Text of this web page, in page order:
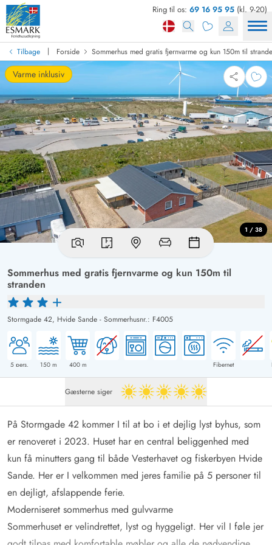
Ring til os: 69 16 95 95 (kl. 9-20)
Tilbage | Forside Sommerhus med gratis fjernvarme og kun 150m til
Sommerhus med gratis fjernvarme og kun 150m til
stranden
Stormgade 42, Hvide Sande - Sommerhusnr.: F4005
5 pers. 150 m 400m Fibernet
Varme inklusiv
1 / 38
Gæsterne siger 5 ud af 5
På Stormgade 42 kommer I til at bo i et dejlig lyst byhus, som
er renoveret i 2023. Huset har en central beliggenhed med
kun få minutters gang til både Vesterhavet og fiskerbyen Hvide
Sande. Her er I velkommen med jeres familie på 5 personer til
en dejligt, afslappende ferie.
Moderniseret sommerhus med gulvvarme
Sommerhuset er velindrettet, lyst og hyggeligt. Her vil I føle jer